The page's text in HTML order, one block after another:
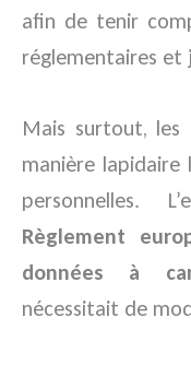
afin de tenir
réglementaires et
Mais surtout, les
manière lapidaire
personnelles.
Règlement
données à
nécessitait de